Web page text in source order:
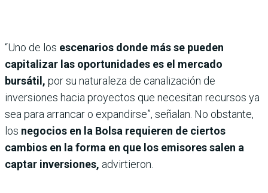
“Uno de los escenarios donde más se pueden
capitalizar las oportunidades es el mercado
bursátil, por su naturaleza de canalización de
inversiones hacia proyectos que necesitan recursos ya
sea para arrancar o expandirse”, señalan. No obstante,
los negocios en la Bolsa requieren de ciertos
cambios en la forma en que los emisores salen a
captar inversiones, advirtieron.